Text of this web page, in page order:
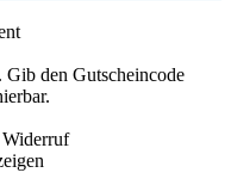
den Gutscheincode